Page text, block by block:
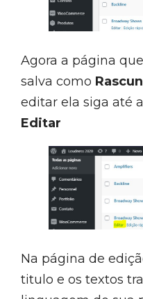
Agora a página
salva como
editar ela siga até
Editar
Na página de
titulo e os textos